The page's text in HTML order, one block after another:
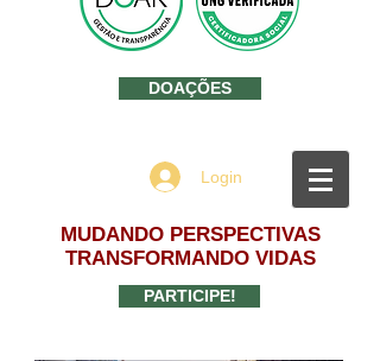
DOAÇÕES
Login
MUDANDO PERSPECTIVAS
TRANSFORMANDO VIDAS
PARTICIPE!